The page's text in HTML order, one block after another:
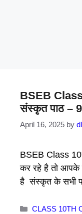
BSEB Class
संस्कृत पाठ – 9
April 16, 2025 by
BSEB Class
कर रहे है तो आपके
है संस्कृत के सभी
Categories
CLASS 10TH